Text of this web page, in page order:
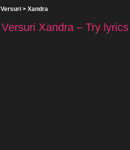
Versuri > Xandra
Versuri Xandra – Try lyrics